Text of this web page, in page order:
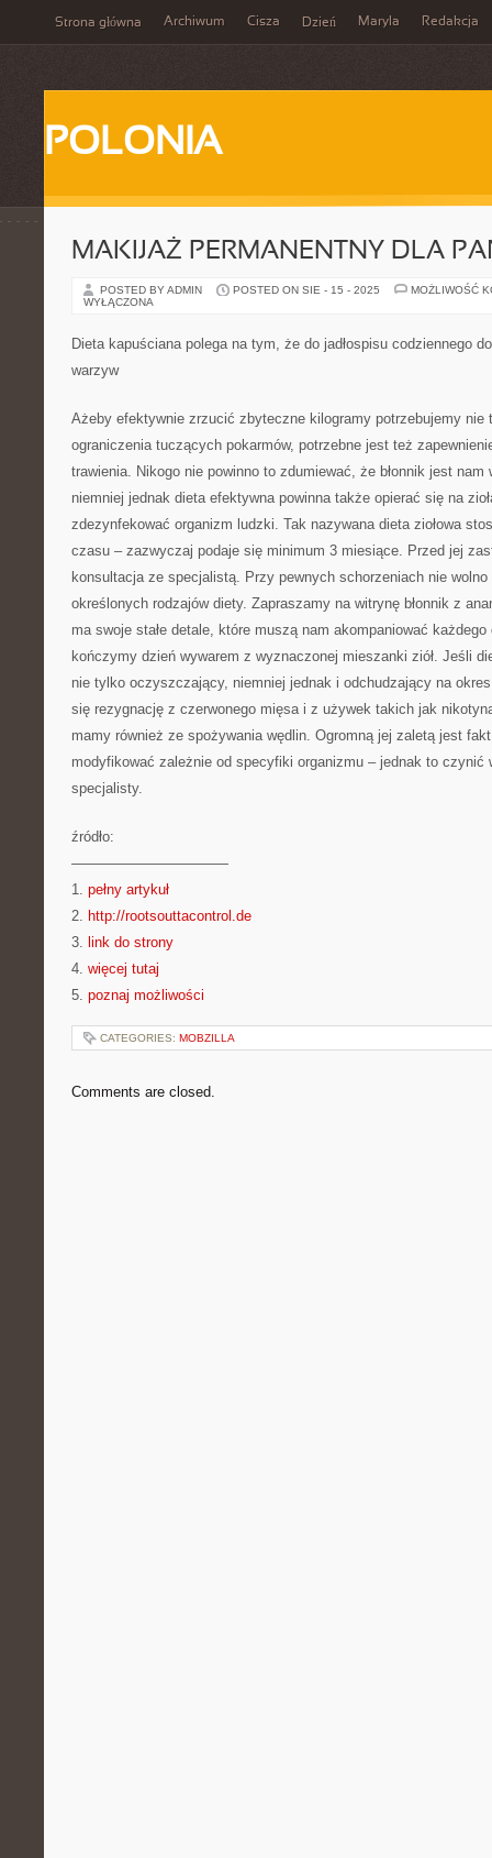
Strona główna Archiwum Cisza Dzień Maryla Redakcja
POLONIA
MAKIJAŻ PERMANENTNY DLA
POSTED BY ADMIN POSTED ON SIE - 15 - 2025
MOŻLIWOŚĆ
WYŁĄCZONA
Dieta kapuściana polega na tym, że do jadłospisu codziennego
warzyw
Ażeby efektywnie zrzucić zbyteczne kilogramy potrzebujemy
ograniczenia tuczących pokarmów, potrzebne jest też
trawienia. Nikogo nie powinno to zdumiewać, że błonnik jest nam
niemniej jednak dieta efektywna powinna także opierać się na
zdezynfekować organizm ludzki. Tak nazywana dieta ziołowa
czasu – zazwyczaj podaje się minimum 3 miesiące. Przed jej
konsultacja ze specjalistą. Przy pewnych schorzeniach nie
określonych rodzajów diety. Zapraszamy na witrynę błonnik z
ma swoje stałe detale, które muszą nam akompaniować
kończymy dzień wywarem z wyznaczonej mieszanki ziół. Jeśli
nie tylko oczyszczający, niemniej jednak i odchudzający na
się rezygnację z czerwonego mięsa i z używek takich jak
mamy również ze spożywania wędlin. Ogromną jej zaletą jest
modyfikować zależnie od specyfiki organizmu – jednak to czynić
specjalisty.
źródło:
———————————
1. pełny artykuł
2. http://rootsouttacontrol.de
3. link do strony
4. więcej tutaj
5. poznaj możliwości
CATEGORIES: MOBZILLA
Comments are closed.